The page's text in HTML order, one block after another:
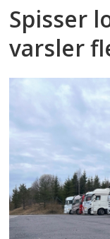
Spisser
varsler